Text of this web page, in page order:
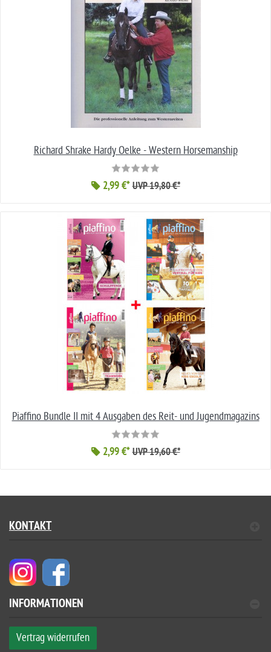
Richard Shrake Hardy Oelke - Western Horsemanship
2,99 €* UVP 19,80 €*
Piaffino Bundle II mit 4 Ausgaben des Reit- und Jugendmagazins
2,99 €* UVP 19,60 €*
KONTAKT
INFORMATIONEN
Vertrag widerrufen